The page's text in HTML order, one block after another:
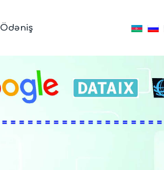
Ödəniş